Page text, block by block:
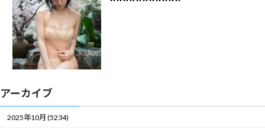
アーカイブ
2025年10月 (5234)